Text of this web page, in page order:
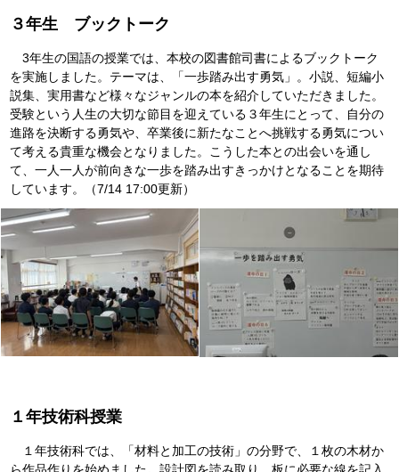
３年生 ブックトーク
3年生の国語の授業では、本校の図書館司書によるブックトーク
を実施しました。テーマは、「一歩踏み出す勇気」。小説、短編小
説集、実用書など様々なジャンルの本を紹介していただきました。
受験という人生の大切な節目を迎えている３年生にとって、自分の
進路を決断する勇気や、卒業後に新たなことへ挑戦する勇気につい
て考える貴重な機会となりました。こうした本との出会いを通し
て、一人一人が前向きな一歩を踏み出すきっかけとなることを期待
しています。（7/14 17:00更新）
１年技術科授業
１年技術科では、「材料と加工の技術」の分野で、１枚の木材か